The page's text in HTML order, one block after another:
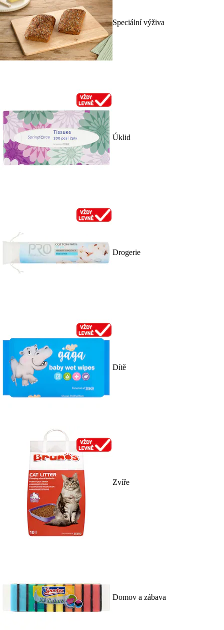
Speciální výživa
Úklid
Drogerie
Dítě
Zvíře
Domov a zábava